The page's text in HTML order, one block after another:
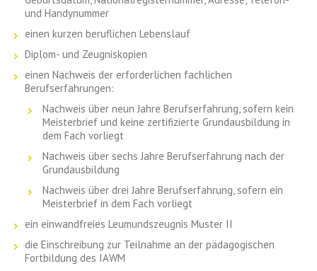
und Handynummer
einen kurzen beruflichen Lebenslauf
Diplom- und Zeugniskopien
einen Nachweis der erforderlichen fachlichen
Berufserfahrungen:
Nachweis über neun Jahre Berufserfahrung, sofern kein
Meisterbrief und keine zertifizierte Grundausbildung in
dem Fach vorliegt
Nachweis über sechs Jahre Berufserfahrung nach der
Grundausbildung
Nachweis über drei Jahre Berufserfahrung, sofern ein
Meisterbrief in dem Fach vorliegt
ein einwandfreies Leumundszeugnis Muster II
die Einschreibung zur Teilnahme an der pädagogischen
Fortbildung des IAWM